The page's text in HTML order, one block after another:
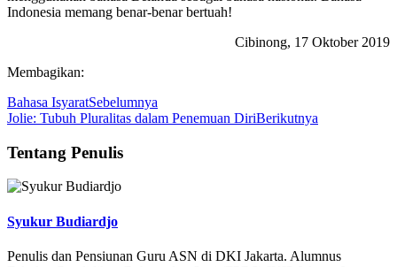
Indonesia memang benar-benar bertuah!
Cibinong, 17 Oktober 2019
Membagikan:
Bahasa IsyaratSebelumnya
Jolie: Tubuh Pluralitas dalam Penemuan DiriBerikutnya
Tentang Penulis
Syukur Budiardjo
Penulis dan Pensiunan Guru ASN di DKI Jakarta. Alumnus